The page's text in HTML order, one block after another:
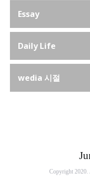
Essay
Daily Life
wedia 시절
Copyright 2020.